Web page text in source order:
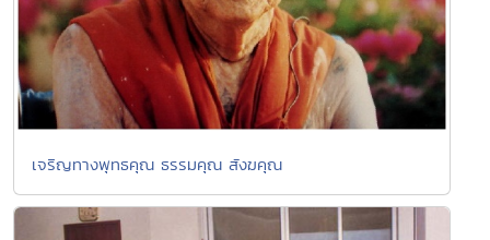
เจริญทางพุทธคุณ ธรรมคุณ สังฆคุณ